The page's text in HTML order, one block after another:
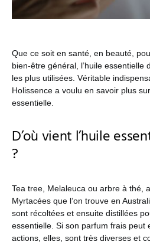
Que ce soit en santé, en beauté,
bien-être général, l’huile essentielle
les plus utilisées. Véritable
Holissence a voulu en savoir plus
essentielle.
D’où vient l’huile
?
Tea tree, Melaleuca ou arbre à thé,
Myrtacées que l’on trouve en
sont récoltées et ensuite distillées
essentielle. Si son parfum frais peut
actions, elles, sont très diverses et